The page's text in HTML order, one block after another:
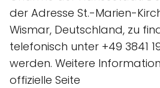
der Adresse St.-Marien-
Wismar, Deutschland, zu
telefonisch unter +49 3841
werden. Weitere
offizielle Seite